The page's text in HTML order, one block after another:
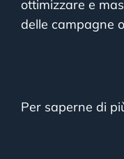
ottimizzare e
delle campagne
Per saperne di